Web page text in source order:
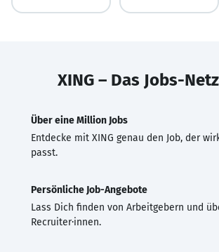
XING – Das Jobs-
Über eine Million Jobs
Entdecke mit XING genau den Job, der
passt.
Persönliche Job-Angebote
Lass Dich finden von Arbeitgebern und
Recruiter·innen.